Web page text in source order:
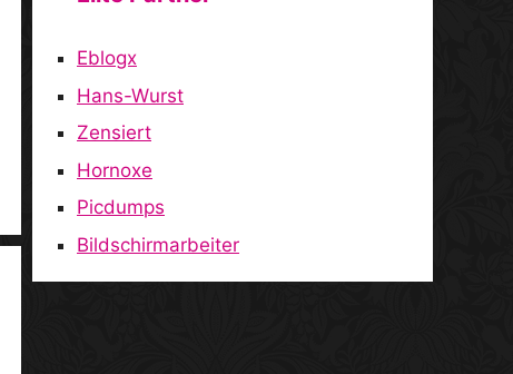
Eblogx
Hans-Wurst
Zensiert
Hornoxe
Picdumps
Bildschirmarbeiter